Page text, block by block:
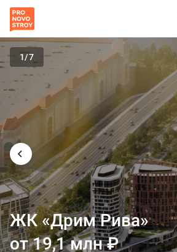
1/7
ЖК «Дрим Рива»
от 19,1 млн₽